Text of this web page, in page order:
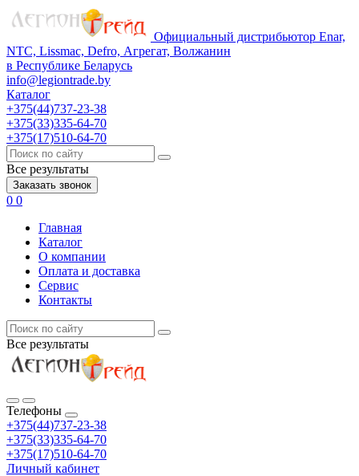
Официальный дистрибьютор Enar,
NTC, Lissmac, Defro, Агрегат, Волжанин
в Республике Беларусь
info@legiontrade.by
Каталог
+375(44)737-23-38
+375(33)335-64-70
+375(17)510-64-70
Все результаты
Заказать звонок
0 0
Главная
Каталог
О компании
Оплата и доставка
Сервис
Контакты
Все результаты
Телефоны
+375(44)737-23-38
+375(33)335-64-70
+375(17)510-64-70
Личный кабинет